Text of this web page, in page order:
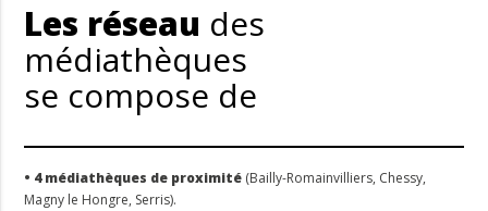
Les réseau des
médiathèques
se compose de
• 4 médiathèques de proximité (Bailly-Romainvilliers, Chessy,
Magny le Hongre, Serris).